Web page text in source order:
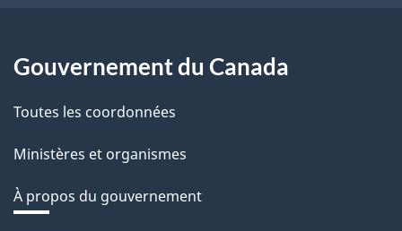
Gouvernement du Canada
Toutes les coordonnées
Ministères et organismes
À propos du gouvernement